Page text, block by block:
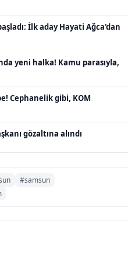
İlk aday Hayati Ağca'dan
yeni halka! Kamu parasıyla,
Cephanelik gibi, KOM
gözaltına alındı
#samsun